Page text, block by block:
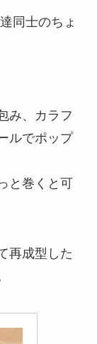
同士のちょ
み、カラフ
ルでポップ
と巻くと可
再成型した